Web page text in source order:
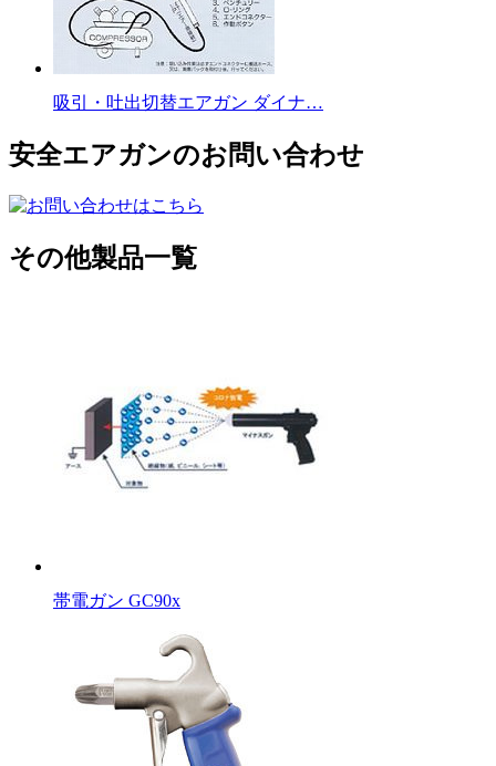
吸引・吐出切替エアガン ダイナ…
安全エアガンのお問い合わせ
その他製品一覧
帯電ガン GC90x